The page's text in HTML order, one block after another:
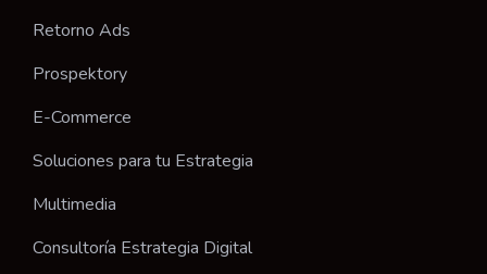
Retorno Ads
Prospektory
E-Commerce
Soluciones para tu Estrategia
Multimedia
Consultoría Estrategia Digital